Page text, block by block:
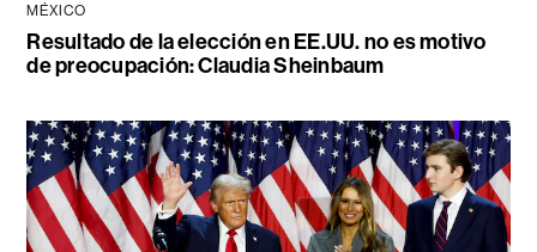
MÉXICO
Resultado de la elección en EE.UU. no es motivo
de preocupación: Claudia Sheinbaum